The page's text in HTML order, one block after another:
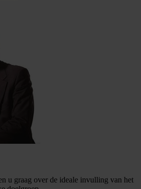
u graag over de ideale invulling van het